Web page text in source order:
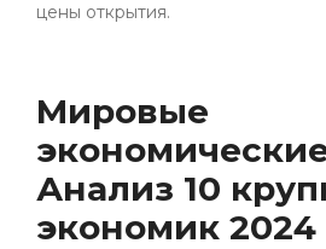
цены открытия.
Мировые
Анализ 10
экономик 2024